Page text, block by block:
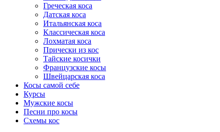
Греческая коса
Датская коса
Итальянская коса
Классическая коса
Лохматая коса
Прически из кос
Тайские косички
Французские косы
Швейцарская коса
Косы самой себе
Курсы
Мужские косы
Песни про косы
Схемы кос